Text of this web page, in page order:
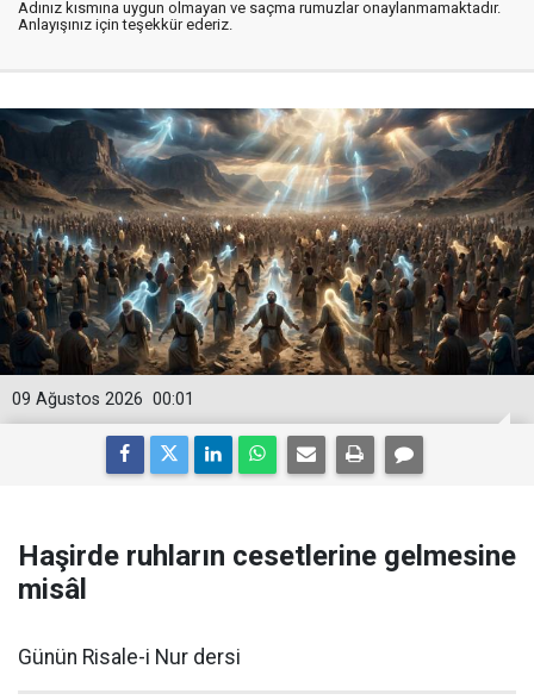
Adınız kısmına uygun olmayan ve saçma rumuzlar onaylanmamaktadır.
Anlayışınız için teşekkür ederiz.
00:01
09 Ağustos 2026
Haşirde ruhların cesetlerine gelmesine
misâl
Günün Risale-i Nur dersi